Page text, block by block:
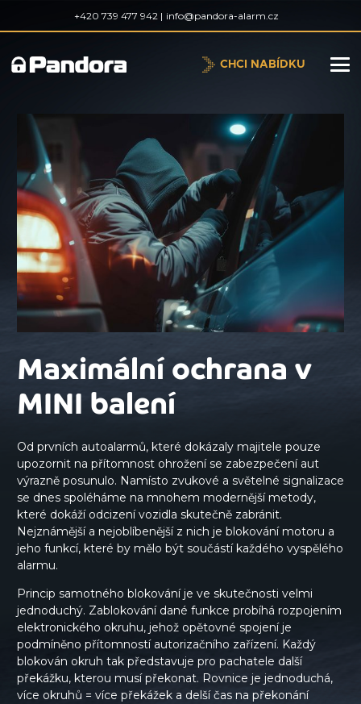
+420 739 477 942 | info@pandora-alarm.cz
CHCI NABÍDKU
Maximální ochrana v
MINI balení
Od prvních autoalarmů, které dokázaly majitele pouze
upozornit na přítomnost ohrožení se zabezpečení aut
výrazně posunulo. Namísto zvukové a světelné signalizace
se dnes spoléháme na mnohem modernější metody,
které dokáží odcizení vozidla skutečně zabránit.
Nejznámější a nejoblíbenější z nich je blokování motoru a
jeho funkcí, které by mělo být součástí každého vyspělého
alarmu.
Princip samotného blokování je ve skutečnosti velmi
jednoduchý. Zablokování dané funkce probíhá rozpojením
elektronického okruhu, jehož opětovné spojení je
podmíněno přítomností autorizačního zařízení. Každý
blokován okruh tak představuje pro pachatele další
překážku, kterou musí překonat. Rovnice je jednoduchá,
více okruhů = více překážek a delší čas na překonání